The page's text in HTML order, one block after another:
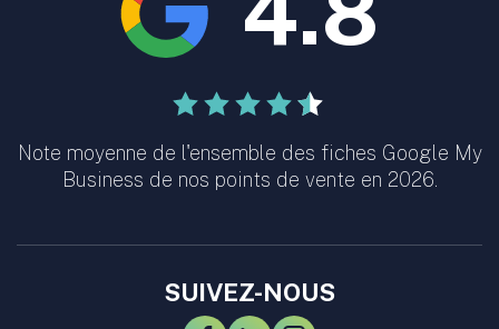
Note moyenne de l'ensemble des fiches Google My
Business de nos points de vente en 2026.
SUIVEZ-NOUS